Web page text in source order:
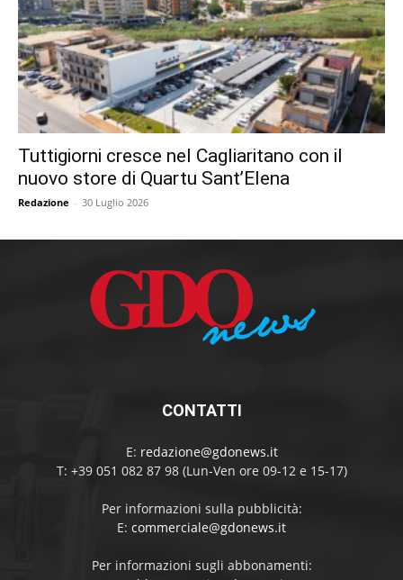
Tuttigiorni cresce nel Cagliaritano con il
nuovo store di Quartu Sant’Elena
Redazione - 30 Luglio 2026
CONTATTI
E: redazione@gdonews.it
T: +39 051 082 87 98 (Lun-Ven ore 09-12 e 15-17)
Per informazioni sulla pubblicità:
E: commerciale@gdonews.it
Per informazioni sugli abbonamenti: